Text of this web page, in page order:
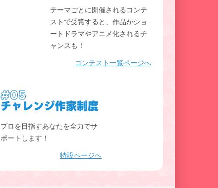
テーマごとに開催されるコンテ
ストで受賞すると、作品がショ
ートドラマやアニメ化されるチ
ャンスも！
コンテスト一覧ページへ
#05
チャレンジ作家制度
プロを目指すあなたを全力でサ
ポートします！
特設ページへ